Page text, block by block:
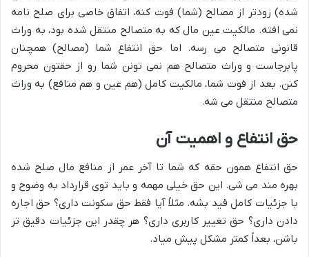
شده) زودتر از مصالح (شما) فوت کنه، اتفاق خاصی برای صلح نامه
نمی افته. مالکیت عین مال که به متصالح منتقل شده بود، به وراث
قانونی متصالح می رسه. اما حق انتفاع شما (مصالح) همچنان
پابرجاست و وراث متصالح هم نمی تونن شما رو از حقتون محروم
کنن. بعد از فوت شما، مالکیت کامل (هم عین و هم منافع) به وراث
متصالح منتقل می شه.
حق انتفاع و اهمیت آن
حق انتفاع همون حقه که شما تا آخر عمر از منافع مال صلح شده
بهره مند می شی. این حق خیلی مهمه و باید توی قرارداد به وضوح و
با جزئیات کامل قید بشه. مثلاً آیا فقط حق سکونت داری؟ حق اجاره
دادن داری؟ حق تغییر کاربری داری؟ هر چقدر این جزئیات دقیق تر
باشن، بعداً کمتر مشکل پیش میاد.